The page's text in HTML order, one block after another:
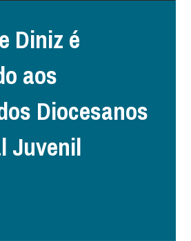
Diniz é
aos
Diocesanos
Juvenil